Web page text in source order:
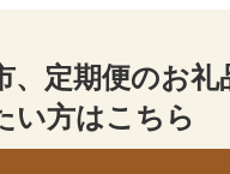
、定期便のお
い方はこちら